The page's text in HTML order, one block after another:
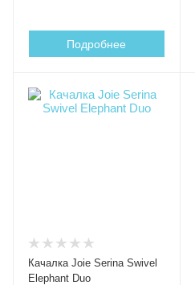
Подробнее
Качалка Joie Serina Swivel
Elephant Duo